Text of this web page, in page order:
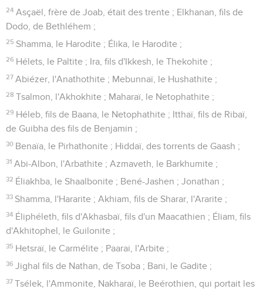
24 Asçaël, frère de Joab, était des trente ; Elkhanan, fils de
Dodo, de Bethléhem ;
25 Shamma, le Harodite ; Élika, le Harodite ;
26 Hélets, le Paltite ; Ira, fils d'Ikkesh, le Thekohite ;
27 Abiézer, l'Anathothite ; Mebunnaï, le Hushathite ;
28 Tsalmon, l'Akhokhite ; Maharaï, le Netophathite ;
29 Héleb, fils de Baana, le Netophathite ; Itthaï, fils de Ribaï,
de Guibha des fils de Benjamin ;
30 Benaïa, le Pirhathonite ; Hiddaï, des torrents de Gaash ;
31 Abi-Albon, l'Arbathite ; Azmaveth, le Barkhumite ;
32 Éliakhba, le Shaalbonite ; Bené-Jashen ; Jonathan ;
33 Shamma, l'Hararite ; Akhiam, fils de Sharar, l'Ararite ;
34 Éliphéleth, fils d'Akhasbaï, fils d'un Maacathien ; Éliam, fils
d'Akhitophel, le Guilonite ;
35 Hetsraï, le Carmélite ; Paarai, l'Arbite ;
36 Jighal fils de Nathan, de Tsoba ; Bani, le Gadite ;
37 Tsélek, l'Ammonite, Nakharaï, le Beérothien, qui portait les